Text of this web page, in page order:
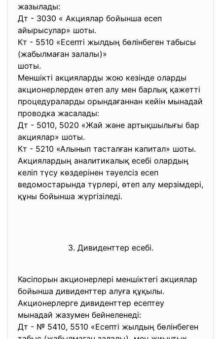
жазылады:
Дт - 3030 « Акциялар бойынша есеп
айырысулар» шоты.
Кт - 5510 «Есепті жылдың бөлінбеген табысы
(жабылмаған залалы)»
шоты.
Меншікті акцияларды жою кезінде оларды
акционерлерден өтеп алу мен барлық қажетті
процедураларды орындағаннан кейін мынадай
проводка жасалады:
Дт - 5010, 5020 «Жай және артықшылығы бар
акциялар» шоты.
Кт - 5210 «Алынып тасталған капитал» шоты.
Акциялардың аналитикалық есебі олардың
келіп түсу көздерінен тәуелсіз есеп
ведомостарында түрлері, өтеп алу мерзімдері,
құны бойынша жүргізіледі.
3. Дивиденттер есебі.
Кәсіпорын акционерлері меншіктегі акциялар
бойынша дивиденттер алуға құқылы.
Акционерлерге дивиденттер есептеу
мынадай жазумен бейнеленеді:
Дт - № 5410, 5510 «Есепті жылдың бөлінбеген